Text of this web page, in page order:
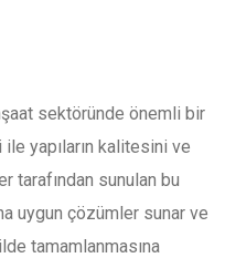
sektöründe önemli bir
yapıların kalitesini ve
tarafından sunulan bu
uygun çözümler sunar ve
tamamlanmasına